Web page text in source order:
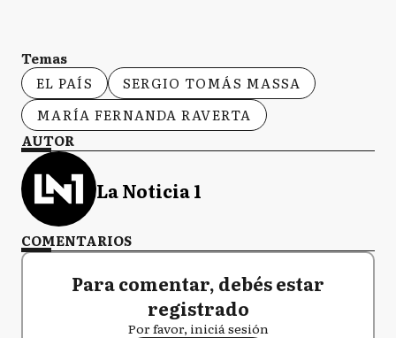
Temas
EL PAÍS
SERGIO TOMÁS MASSA
MARÍA FERNANDA RAVERTA
AUTOR
La Noticia 1
COMENTARIOS
Para comentar, debés estar
registrado
Por favor, iniciá sesión